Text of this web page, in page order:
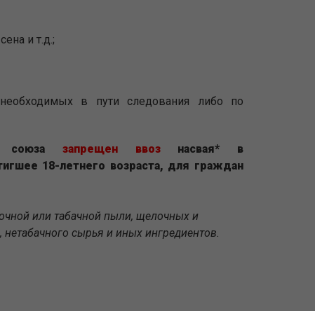
и т.д.;
в пути следования либо по
союза запрещен ввознасвая* в
18-летнего возраста, для граждан
или табачной пыли, щелочных и
сырья и иных ингредиентов.